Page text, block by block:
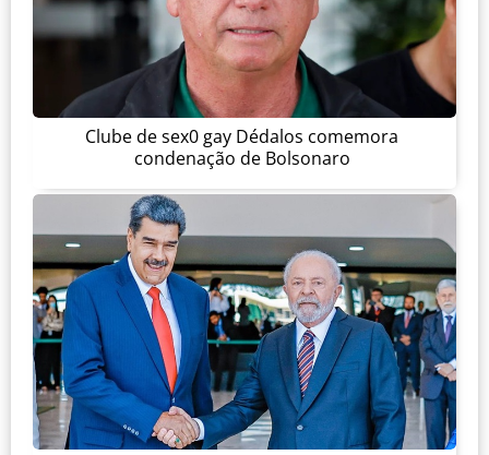
Clube de sex0 gay Dédalos comemora
condenação de Bolsonaro